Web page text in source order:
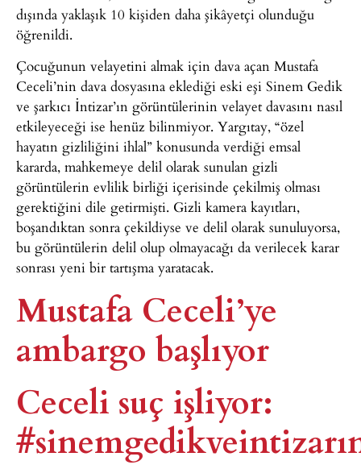
dışında yaklaşık 10 kişiden daha şikâyetçi olunduğu
öğrenildi.
Çocuğunun velayetini almak için dava açan Mustafa
Ceceli’nin dava dosyasına eklediği eski eşi Sinem Gedik
ve şarkıcı İntizar’ın görüntülerinin velayet davasını nasıl
etkileyeceği ise henüz bilinmiyor. Yargıtay, “özel
hayatın gizliliğini ihlal” konusunda verdiği emsal
kararda, mahkemeye delil olarak sunulan gizli
görüntülerin evlilik birliği içerisinde çekilmiş olması
gerektiğini dile getirmişti. Gizli kamera kayıtları,
boşandıktan sonra çekildiyse ve delil olarak sunuluyorsa,
bu görüntülerin delil olup olmayacağı da verilecek karar
sonrası yeni bir tartışma yaratacak.
Mustafa Ceceli’ye
ambargo başlıyor
Ceceli suç işliyor: